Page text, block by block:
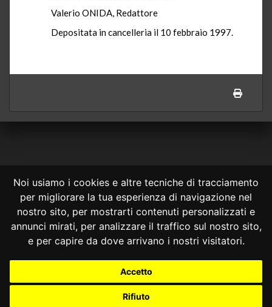
Noi usiamo i cookies e altre tecniche di tracciamento
per migliorare la tua esperienza di navigazione nel
nostro sito, per mostrarti contenuti personalizzati e
annunci mirati, per analizzare il traffico sul nostro sito,
e per capire da dove arrivano i nostri visitatori.
Accetto
Rifiuto
Valerio ONIDA, Redattore
Depositata in cancelleria il 10 febbraio 1997.
CONSULTA ONLINE DAL 1995 -NOTE LEGALI
Consulta OnLine non ha prodotto e non è responsabile per i contenuti e
le informazioni legali di siti collegati.
costituisce una relazione di consulenza legale.
Nessuno deve confidare o agire in base alle informazioni disponibili in